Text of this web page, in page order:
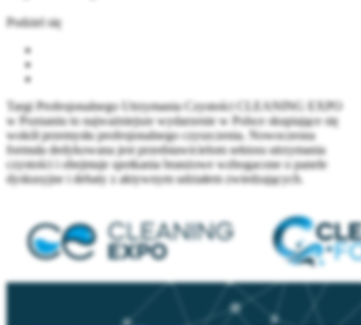
Podziel się
Targi Profesjonalnego Utrzymania Czystości CLEANING EXPO
w Poznaniu to najważniejsze wydarzenie w Polsce skupiające się
wokół przemysłu profesjonalnego czyszczenia. Nowoczesna
formuła dedykowana jest przedstawicielom sektora utrzymania
czystości i obejmuje spotkania branżowe wzbogacone o panele
dyskusyjne i debaty z aktywnym udziałem zwiedzających.